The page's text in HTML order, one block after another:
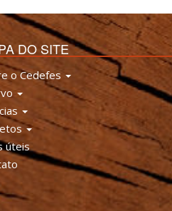
DO SITE
o Cedefes
úteis